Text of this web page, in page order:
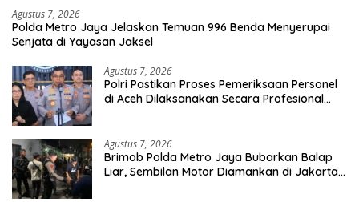
Agustus 7, 2026
Polda Metro Jaya Jelaskan Temuan 996 Benda Menyerupai
Senjata di Yayasan Jaksel
Agustus 7, 2026
Polri Pastikan Proses Pemeriksaan Personel
di Aceh Dilaksanakan Secara Profesional
Agustus 7, 2026
Brimob Polda Metro Jaya Bubarkan Balap
Liar, Sembilan Motor Diamankan di Jakarta